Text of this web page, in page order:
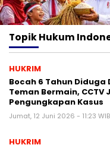
TopikHukum
HUKRIM
Bocah 6 Tahun Diduga
Teman Bermain, CCTV
Pengungkapan Kasus
Jumat, 12 Juni 2026 - 11:23 WIB
HUKRIM